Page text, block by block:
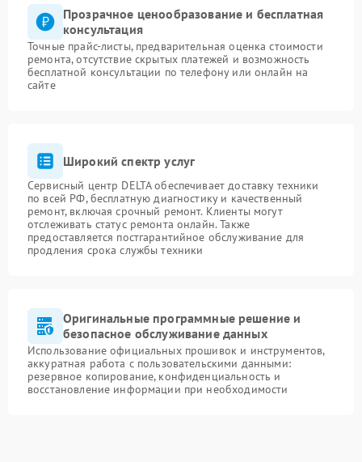
Прозрачное ценообразование и бесплатная
консультация
Точные прайс-листы, предварительная оценка стоимости
ремонта, отсутствие скрытых платежей и возможность
бесплатной консультации по телефону или онлайн на
сайте
Широкий спектр услуг
Сервисный центр DELTA обеспечивает доставку техники
по всей РФ, бесплатную диагностику и качественный
ремонт, включая срочный ремонт. Клиенты могут
отслеживать статус ремонта онлайн. Также
предоставляется постгарантийное обслуживание для
продления срока службы техники
Оригинальные программные решение и
безопасное обслуживание данных
Использование официальных прошивок и инструментов,
аккуратная работа с пользовательскими данными:
резервное копирование, конфиденциальность и
восстановление информации при необходимости